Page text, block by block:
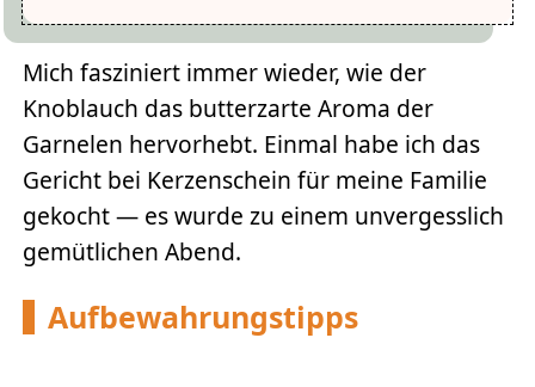
Mich fasziniert immer wieder, wie der
Knoblauch das butterzarte Aroma der
Garnelen hervorhebt. Einmal habe ich das
Gericht bei Kerzenschein für meine Familie
gekocht — es wurde zu einem unvergesslich
gemütlichen Abend.
Aufbewahrungstipps